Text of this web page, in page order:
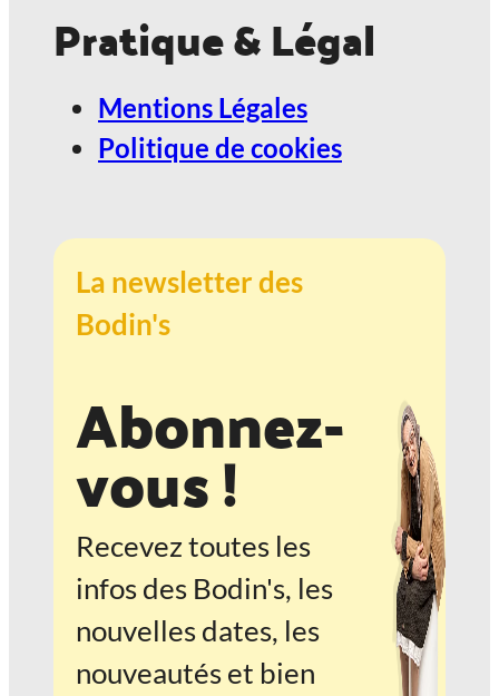
Pratique & Légal
Mentions Légales
Politique de cookies
La newsletter des
Bodin's
Abonnez-
vous !
Recevez toutes les
infos des Bodin's, les
nouvelles dates, les
nouveautés et bien